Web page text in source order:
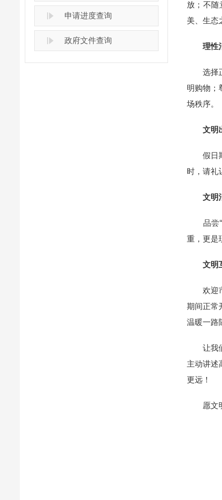
申请进度查询
政府文件查询
放；不随
美、生态
理性
选择正
明购物；
场秩序。
文明
假日期
时，请礼
文明
品尝“
重，更是
文明
欢迎市
期间正常
温暖一路
让我们
主动讲述
更远！
愿文明